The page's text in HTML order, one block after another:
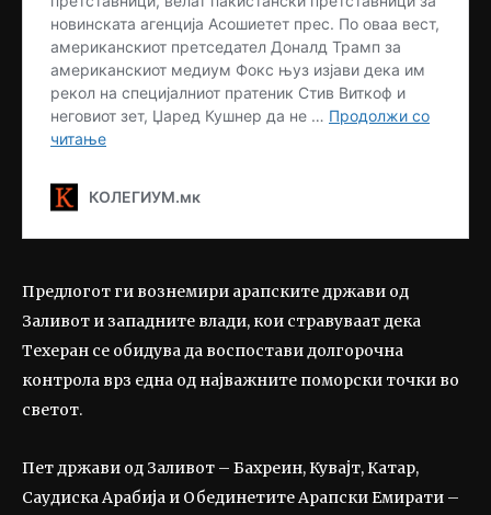
Предлогот ги вознемири арапските држави од
Заливот и западните влади, кои стравуваат дека
Техеран се обидува да воспостави долгорочна
контрола врз една од најважните поморски точки во
светот.
Пет држави од Заливот – Бахреин, Кувајт, Катар,
Саудиска Арабија и Обединетите Арапски Емирати –